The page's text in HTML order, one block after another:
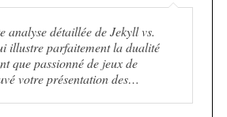
analyse détaillée de Jekyll vs.
illustre parfaitement la dualité
que passionné de jeux de
votre présentation des…